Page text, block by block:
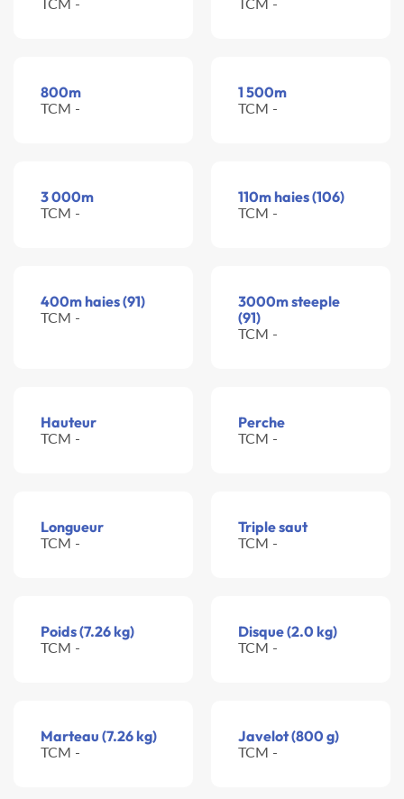
800m
TCM -
1 500m
TCM -
3 000m
TCM -
110m haies (106)
TCM -
400m haies (91)
TCM -
3000m steeple
(91)
TCM -
Hauteur
TCM -
Perche
TCM -
Longueur
TCM -
Triple saut
TCM -
Poids (7.26 kg)
TCM -
Disque (2.0 kg)
TCM -
Marteau (7.26 kg)
TCM -
Javelot (800 g)
TCM -